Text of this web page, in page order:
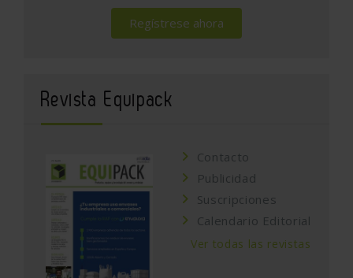
Regístrese ahora
Revista Equipack
Contacto
Publicidad
Suscripciones
Calendario Editorial
Ver todas las revistas